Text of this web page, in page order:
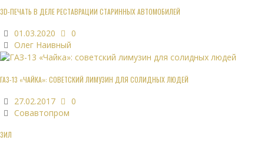
3D-ПЕЧАТЬ В ДЕЛЕ РЕСТАВРАЦИИ СТАРИННЫХ АВТОМОБИЛЕЙ
01.03.2020
0
Олег Наивный
ГАЗ-13 «ЧАЙКА»: СОВЕТСКИЙ ЛИМУЗИН ДЛЯ СОЛИДНЫХ ЛЮДЕЙ
27.02.2017
0
Совавтопром
ЗИЛ